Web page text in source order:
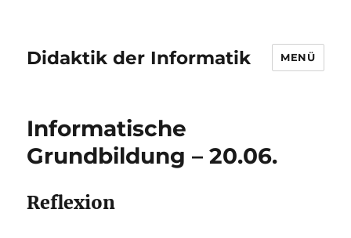
Didaktik der Informatik MENÜ
Informatische
Grundbildung – 20.06.
Reflexion